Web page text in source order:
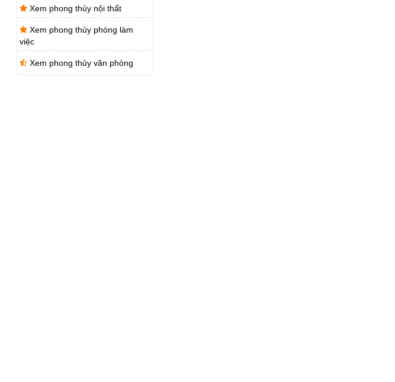
Xem phong thủy nội thất
Xem phong thủy phòng làm
việc
Xem phong thủy văn phòng